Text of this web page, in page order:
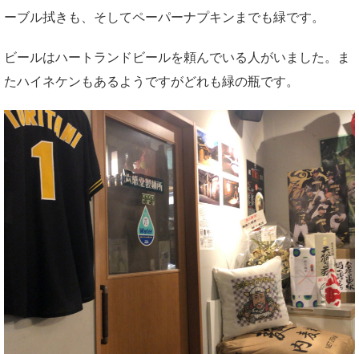
ーブル拭きも、そしてペーパーナプキンまでも緑です。
ビールはハートランドビールを頼んでいる人がいました。ま
たハイネケンもあるようですがどれも緑の瓶です。